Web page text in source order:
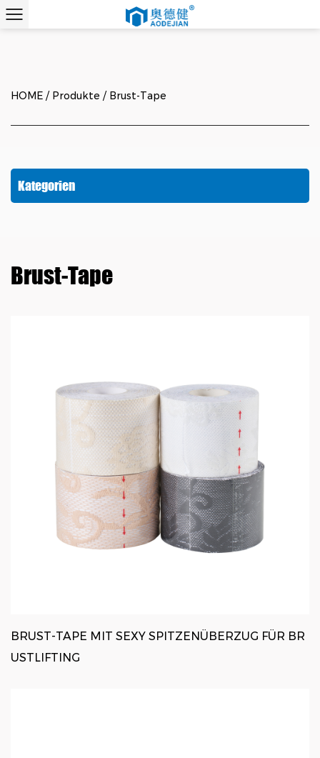
HOME / Produkte / Brust-Tape
Kategorien
Brust-Tape
BRUST-TAPE MIT SEXY SPITZENÜBERZUG FÜR BR
USTLIFTING